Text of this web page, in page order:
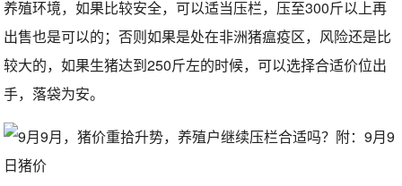
养殖环境，如果比较安全，可以适当压栏，压至300斤以上再
出售也是可以的；否则如果是处在非洲猪瘟疫区，风险还是比
较大的，如果生猪达到250斤左的时候，可以选择合适价位出
手，落袋为安。